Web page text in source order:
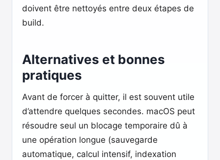
doivent être nettoyés entre deux étapes de
build.
Alternatives et bonnes
pratiques
Avant de forcer à quitter, il est souvent utile
d’attendre quelques secondes. macOS peut
résoudre seul un blocage temporaire dû à
une opération longue (sauvegarde
automatique, calcul intensif, indexation